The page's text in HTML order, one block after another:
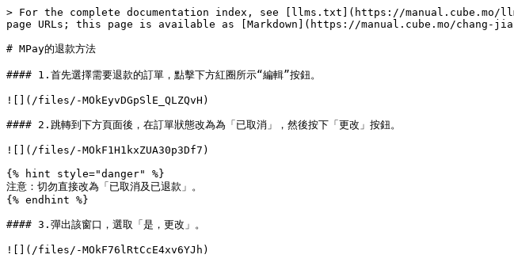
> For the complete documentation index, see [llms.txt](https://manual.cube.mo/
page URLs; this page is available as [Markdown](https://manual.cube.mo/chang-
# MPay的退款方法
#### 1.首先選擇需要退款的訂單，點擊下方紅圈所示“編輯”按鈕。
![](/files/-MOkEyvDGpSlE_QLZQvH)
#### 2.跳轉到下方頁面後，在訂單狀態改為為「已取消」，然後按下「更改」按鈕。
![](/files/-MOkF1H1kxZUA30p3Df7)
{% hint style="danger" %}
注意：切勿直接改為「已取消及已退款」。
{% endhint %}
#### 3.彈出該窗口，選取「是，更改」。
![](/files/-MOkF76lRtCcE4xv6YJh)